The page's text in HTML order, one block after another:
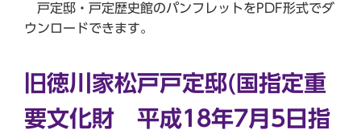
戸定邸・戸定歴史館のパンフレットをPDF形式でダ
ウンロードできます。
旧徳川家松戸戸定邸(国指定重
要文化財 平成18年7月5日指